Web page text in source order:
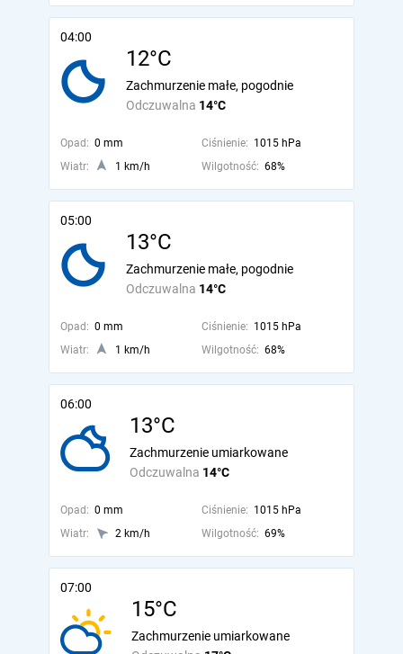
04:00
12°C
Odczuwalna 14°C
Zachmurzenie małe, pogodnie
Opad: 0 mm Ciśnienie: 1015 hPa
Wiatr:
1 km/h Wilgotność: 68%
05:00
13°C
Odczuwalna 14°C
Zachmurzenie małe, pogodnie
Opad: 0 mm Ciśnienie: 1015 hPa
Wiatr:
1 km/h Wilgotność: 68%
06:00
13°C
Odczuwalna 14°C
Zachmurzenie umiarkowane
Opad: 0 mm Ciśnienie: 1015 hPa
Wiatr:
2 km/h Wilgotność: 69%
07:00
15°C
Zachmurzenie umiarkowane